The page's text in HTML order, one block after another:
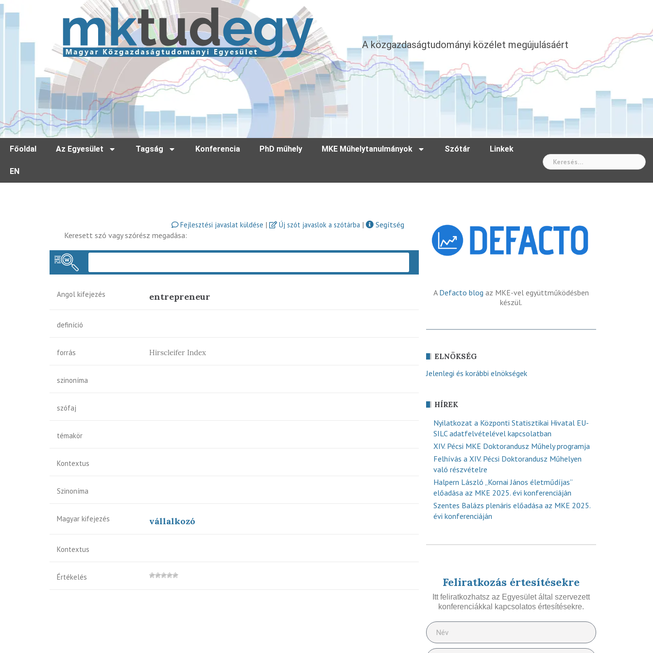
A közgazdaságtudományi közélet megújulásáért
Főoldal Az Egyesület Tagság Konferencia PhD műhely MKE Műhelytanulmányok Szótár Linkek
EN
Fejlesztési javaslat küldése | Új szót javaslok a szótárba |
Segítség
Keresett szó vagy szórész megadása:
Angol kifejezés entrepreneur
definíció
forrás Hirscleifer Index
szinoníma
szófaj
témakör
Kontextus
Szinoníma
Magyar kifejezés vállalkozó
Kontextus
Értékelés
A Defacto blog az MKE-vel együttműködésben
készül.
ELNÖKSÉG
Jelenlegi és korábbi elnökségek
HÍREK
Nyilatkozat a Központi Statisztikai Hivatal EU-
SILC adatfelvételével kapcsolatban
XIV. Pécsi MKE Doktorandusz Műhely programja
Felhívás a XIV. Pécsi Doktorandusz Műhelyen
való részvételre
Halpern László „Kornai János életműdíjas”
előadása az MKE 2025. évi konferenciáján
Szentes Balázs plenáris előadása az MKE 2025.
évi konferenciáján
Feliratkozás értesítésekre
Itt feliratkozhatsz az Egyesület által szervezett
konferenciákkal kapcsolatos értesítésekre.